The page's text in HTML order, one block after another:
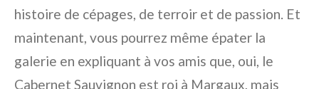
histoire de cépages, de terroir et de passion. Et
maintenant, vous pourrez même épater la
galerie en expliquant à vos amis que, oui, le
Cabernet Sauvignon est roi à Margaux, mais